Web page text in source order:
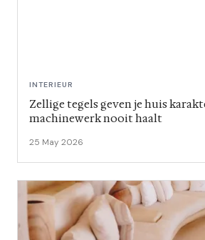
INTERIEUR
Zellige tegels geven je huis
machinewerk nooit haalt
25 May 2026